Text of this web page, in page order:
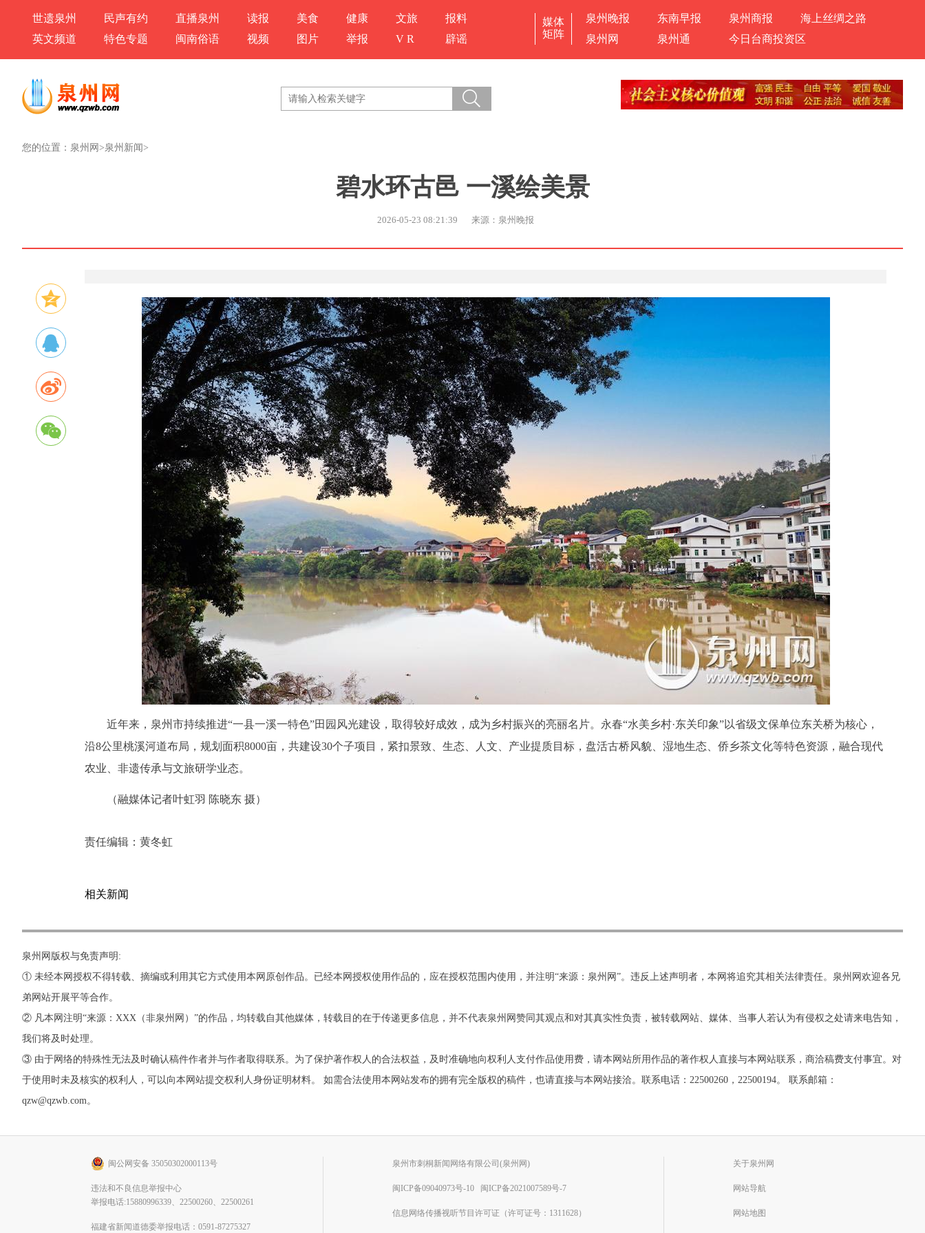
世遗泉州 民声有约 直播泉州 读报 美食 健康 文旅
报料
英文频道
特色专题 闽南俗语 视频 图片 举报 V R 辟谣
媒体
矩阵
泉州晚报 东南早报 泉州商报
海上丝绸之路
泉州网
泉州通 今日台商投资区
您的位置： 泉州网 >泉州新闻>
碧水环古邑 一溪绘美景
2026-05-23 08:21:39 来源：泉州晚报
近年来，泉州市持续推进“一县一溪一特色”田园风光建设，取得较好成效，成为乡村振兴的亮丽名片。永春“水美乡村·东关印象”以省级文保单位东关桥为核心，
沿8公里桃溪河道布局，规划面积8000亩，共建设30个子项目，紧扣景致、生态、人文、产业提质目标，盘活古桥风貌、湿地生态、侨乡茶文化等特色资源，融合现代
农业、非遗传承与文旅研学业态。
（融媒体记者叶虹羽 陈晓东 摄）
责任编辑： 黄冬虹
相关新闻
泉州网版权与免责声明:
① 未经本网授权不得转载、摘编或利用其它方式使用本网原创作品。已经本网授权使用作品的，应在授权范围内使用，并注明“来源：泉州网”。违反上述声明者，本网将追究其相关法律责任。泉州网欢迎各兄
弟网站开展平等合作。
② 凡本网注明“来源：XXX（非泉州网）”的作品，均转载自其他媒体，转载目的在于传递更多信息，并不代表泉州网赞同其观点和对其真实性负责，被转载网站、媒体、当事人若认为有侵权之处请来电告知，
我们将及时处理。
③ 由于网络的特殊性无法及时确认稿件作者并与作者取得联系。为了保护著作权人的合法权益，及时准确地向权利人支付作品使用费，请本网站所用作品的著作权人直接与本网站联系，商洽稿费支付事宜。对
于使用时未及核实的权利人，可以向本网站提交权利人身份证明材料。 如需合法使用本网站发布的拥有完全版权的稿件，也请直接与本网站接洽。联系电话：22500260，22500194。 联系邮箱：
qzw@qzwb.com。
闽公网安备 35050302000113号
违法和不良信息举报中心
举报电话:15880996339、22500260、22500261
福建省新闻道德委举报电话：0591-87275327
泉州市刺桐新闻网络有限公司(泉州网)
闽ICP备09040973号-10 闽ICP备2021007589号-7
信息网络传播视听节目许可证（许可证号：1311628）
关于泉州网
网站导航
网站地图